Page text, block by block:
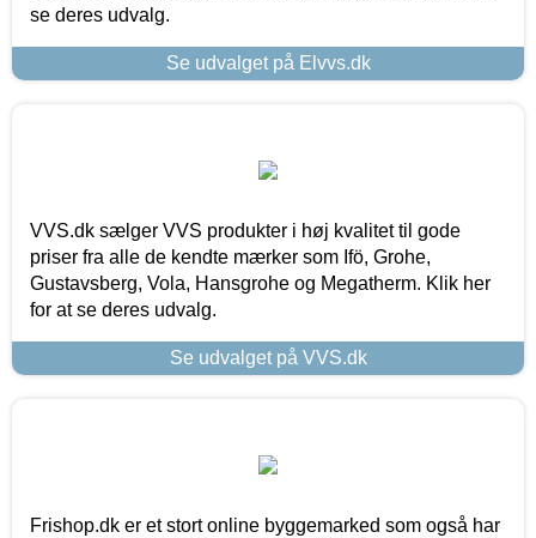
se deres udvalg.
Se udvalget på Elvvs.dk
VVS.dk sælger VVS produkter i høj kvalitet til gode
priser fra alle de kendte mærker som Ifö, Grohe,
Gustavsberg, Vola, Hansgrohe og Megatherm. Klik her
for at se deres udvalg.
Se udvalget på VVS.dk
Frishop.dk er et stort online byggemarked som også har